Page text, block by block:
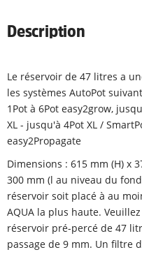
Description
Le réservoir de 47 litres a
les systèmes AutoPot
1Pot à 6Pot easy2grow,
XL - jusqu'à 4Pot XL /
easy2Propagate
Dimensions : 615 mm (H) x
300 mm (l au niveau du
réservoir soit placé à au
AQUA la plus haute.
réservoir pré-percé de 47
passage de 9 mm. Un filtre